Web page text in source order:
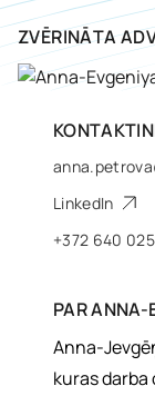
ZVĒRINĀTA
LinkedIn
+372 640
PARANNA-
Anna-
kuras